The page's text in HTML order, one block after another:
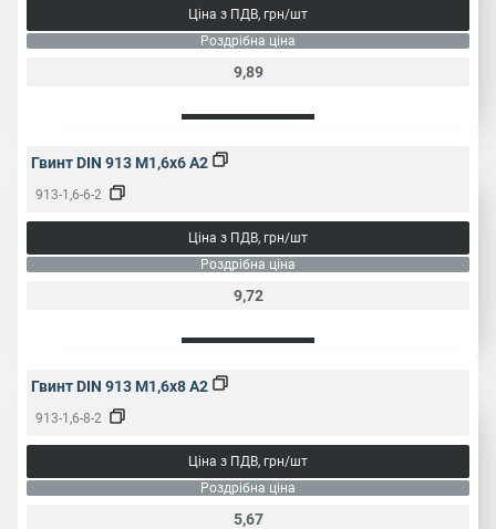
Ціна з ПДВ, грн/шт
Роздрібна ціна
9,89
Гвинт DIN 913 M1,6x6 A2
913-1,6-6-2
Ціна з ПДВ, грн/шт
Роздрібна ціна
9,72
Гвинт DIN 913 M1,6x8 A2
913-1,6-8-2
Ціна з ПДВ, грн/шт
Роздрібна ціна
5,67